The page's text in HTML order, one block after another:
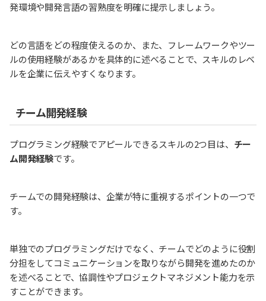
発環境や開発言語の習熟度を明確に提示しましょう。
どの言語をどの程度使えるのか、また、フレームワークやツー
ルの使用経験があるかを具体的に述べることで、スキルのレベ
ルを企業に伝えやすくなります。
チーム開発経験
プログラミング経験でアピールできるスキルの2つ目は、 チー
ム開発経験です。
チームでの開発経験は、企業が特に重視するポイントの一つで
す。
単独でのプログラミングだけでなく、チームでどのように役割
分担をしてコミュニケーションを取りながら開発を進めたのか
を述べることで、協調性やプロジェクトマネジメント能力を示
すことができます。